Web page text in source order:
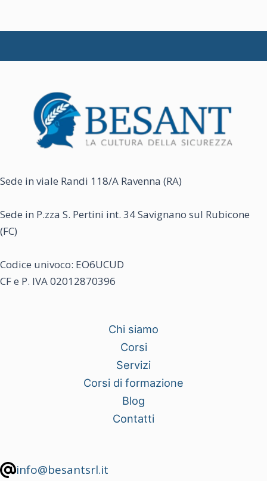
essere
scelte
nella
prodotto
Sede in viale Randi 118/A Ravenna (RA)
Sede in P.zza S. Pertini int. 34 Savignano sul Rubicone
(FC)
Codice univoco: EO6UCUD
CF e P. IVA 02012870396
Chi siamo
Corsi
Servizi
Corsi di formazione
Blog
Contatti
info@besantsrl.it